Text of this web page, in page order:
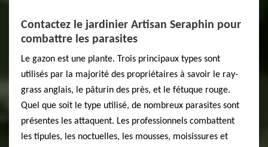
Contactez le jardinier Artisan Seraphin pour
combattre les parasites
Le gazon est une plante. Trois principaux types sont
utilisés par la majorité des propriétaires à savoir le ray-
grass anglais, le pâturin des près, et le fétuque rouge.
Quel que soit le type utilisé, de nombreux parasites sont
présentes les attaquent. Les professionnels combattent
les tipules, les noctuelles, les mousses, moisissures et